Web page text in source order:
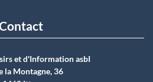
et d'Information asbI
la Montagne, 36